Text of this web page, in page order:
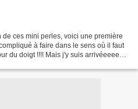
de ces mini perles, voici une première
à faire dans le sens où il faut
du doigt !!!! Mais j'y suis arrivéeeeeee